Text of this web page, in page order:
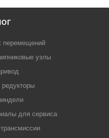
перемещений
узлы
редукторы
для сервиса